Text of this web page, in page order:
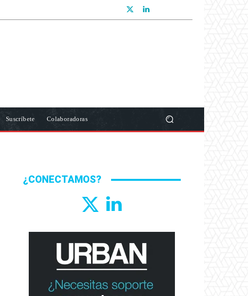
Suscríbete Colaboradoras
¿CONECTAMOS?